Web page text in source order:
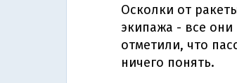
Осколки от
экипажа - все они
отметили, что
ничего понять.